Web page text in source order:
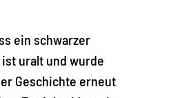
ein schwarzer
uralt und wurde
Geschichte erneut